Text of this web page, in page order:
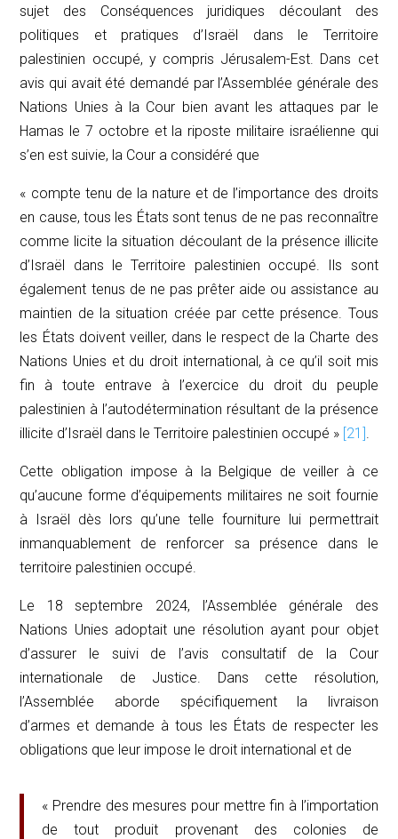
sujet des
Conséquences juridiques découlant des
politiques et pratiques d’Israël dans le Territoire
palestinien occupé, y compris Jérusalem-Est. Dans cet
avis qui avait été demandé par l’Assemblée générale des
Nations Unies à la Cour bien avant les attaques par le
Hamas le 7 octobre et la riposte militaire israélienne qui
s’en est suivie, la Cour a considéré que
« compte tenu de la nature et de l’importance des droits
en cause, tous les États sont tenus de ne pas reconnaître
comme licite la situation découlant de la présence illicite
d’Israël dans le Territoire palestinien occupé. Ils sont
également tenus de ne pas prêter aide ou assistance au
maintien de la situation créée par cette présence. Tous
les États doivent veiller, dans le respect de la Charte des
Nations Unies et du droit international, à ce qu’il soit mis
fin à toute entrave à l’exercice du droit du peuple
palestinien à l’autodétermination résultant de la présence
illicite d’Israël dans le Territoire palestinien occupé » [21].
Cette obligation impose à la Belgique de veiller à ce
qu’aucune forme d’équipements militaires ne soit fournie
à Israël dès lors qu’une telle fourniture lui permettrait
inmanquablement de renforcer sa présence dans le
territoire palestinien occupé.
Le 18 septembre 2024, l’Assemblée générale des
Nations Unies adoptait une résolution ayant pour objet
d’assurer le suivi de l’avis consultatif de la Cour
internationale de Justice. Dans cette résolution,
l’Assemblée aborde spécifiquement la livraison
d’armes et demande à tous les États de respecter les
obligations que leur impose le droit international et de
« Prendre des mesures pour mettre fin à l’importation
de tout produit provenant des colonies de